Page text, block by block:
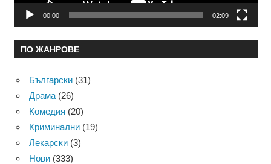
00:00 02:09
ПО ЖАНРОВЕ
Български (31)
Драма (26)
Комедия (20)
Криминални (19)
Лекарски (3)
Нови (333)